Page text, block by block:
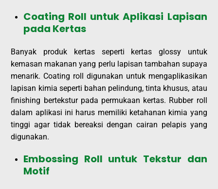
Coating Roll untuk Aplikasi Lapisan
pada Kertas
Banyak produk kertas seperti kertas glossy untuk
kemasan makanan yang perlu lapisan tambahan supaya
menarik. Coating roll digunakan untuk mengaplikasikan
lapisan kimia seperti bahan pelindung, tinta khusus, atau
finishing bertekstur pada permukaan kertas. Rubber roll
dalam aplikasi ini harus memiliki ketahanan kimia yang
tinggi agar tidak bereaksi dengan cairan pelapis yang
digunakan.
Embossing Roll untuk Tekstur dan
Motif